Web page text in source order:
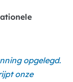
opgelegd.
onze